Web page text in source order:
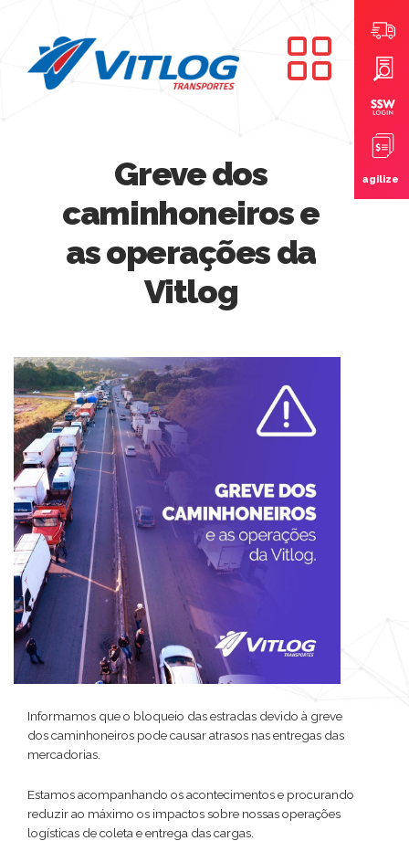
Greve dos
caminhoneiros e
as operações da
Vitlog
Informamos que o bloqueio das estradas devido à greve
dos caminhoneiros pode causar atrasos nas entregas das
mercadorias.
Estamos acompanhando os acontecimentos e procurando
reduzir ao máximo os impactos sobre nossas operações
logísticas de coleta e entrega das cargas.
agilize